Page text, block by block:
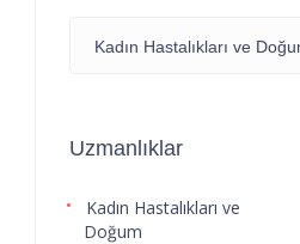
Kadın Hastalıkları ve
Uzmanlıklar
Kadın Hastalıkları ve
Doğum